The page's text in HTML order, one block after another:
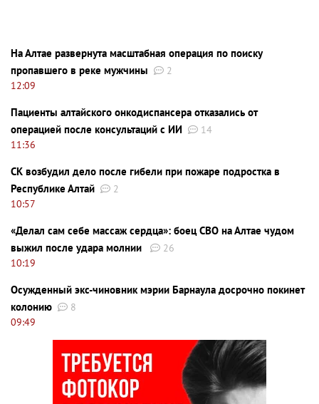
На Алтае развернута масштабная операция по поиску
пропавшего в реке мужчины
2
12:09
Пациенты алтайского онкодиспансера отказались от
операцией после консультаций с ИИ
14
11:36
СК возбудил дело после гибели при пожаре подростка в
Республике Алтай
2
10:57
«Делал сам себе массаж сердца»: боец СВО на Алтае чудом
выжил после удара молнии
26
10:19
Осужденный экс-чиновник мэрии Барнаула досрочно покинет
колонию
8
09:49